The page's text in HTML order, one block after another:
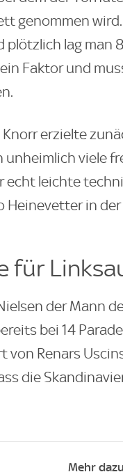
genommen
lag man
Faktor und
erzielte
unheimlich viele
echt leichte
in der
für
der Mann
bei 14
von Renars
die
Mehr dazu